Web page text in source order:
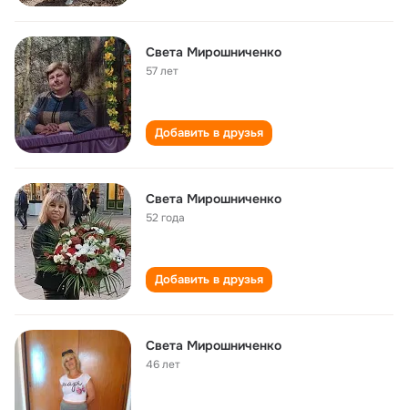
Света Мирошниченко
57 лет
Добавить в друзья
Света Мирошниченко
52 года
Добавить в друзья
Света Мирошниченко
46 лет